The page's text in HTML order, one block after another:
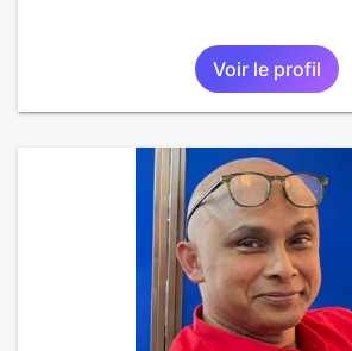
Voir le profil